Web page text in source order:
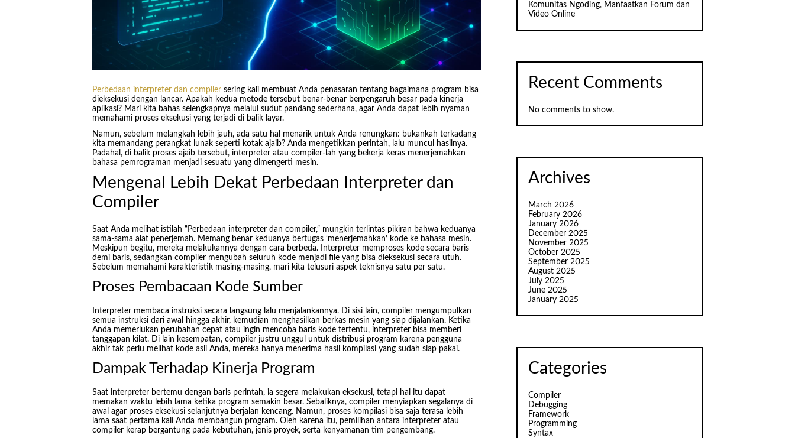
Perbedaan interpreter dan compilersering kali membuat Anda penasaran tentang bagaimana program bisa
dieksekusi dengan lancar. Apakah kedua metode tersebut benar-benar berpengaruh besar pada kinerja
aplikasi? Mari kita bahas selengkapnya melalui sudut pandang sederhana, agar Anda dapat lebih nyaman
memahami proses eksekusi yang terjadi di balik layar.
Namun, sebelum melangkah lebih jauh, ada satu hal menarik untuk Anda renungkan: bukankah terkadang
kita memandang perangkat lunak seperti kotak ajaib? Anda mengetikkan perintah, lalu muncul hasilnya.
Padahal, di balik proses ajaib tersebut, interpreter atau compiler-lah yang bekerja keras menerjemahkan
bahasa pemrograman menjadi sesuatu yang dimengerti mesin.
Mengenal Lebih Dekat Perbedaan Interpreter dan
Compiler
Saat Anda melihat istilah “Perbedaan interpreter dan compiler,” mungkin terlintas pikiran bahwa keduanya
sama-sama alat penerjemah. Memang benar keduanya bertugas ‘menerjemahkan’ kode ke bahasa mesin.
Meskipun begitu, mereka melakukannya dengan cara berbeda. Interpreter memproses kode secara baris
demi baris, sedangkan compiler mengubah seluruh kode menjadi file yang bisa dieksekusi secara utuh.
Sebelum memahami karakteristik masing-masing, mari kita telusuri aspek teknisnya satu per satu.
Proses Pembacaan Kode Sumber
Interpreter membaca instruksi secara langsung lalu menjalankannya. Di sisi lain, compiler mengumpulkan
semua instruksi dari awal hingga akhir, kemudian menghasilkan berkas mesin yang siap dijalankan. Ketika
Anda memerlukan perubahan cepat atau ingin mencoba baris kode tertentu, interpreter bisa memberi
tanggapan kilat. Di lain kesempatan, compiler justru unggul untuk distribusi program karena pengguna
akhir tak perlu melihat kode asli Anda, mereka hanya menerima hasil kompilasi yang sudah siap pakai.
Dampak Terhadap Kinerja Program
Saat interpreter bertemu dengan baris perintah, ia segera melakukan eksekusi, tetapi hal itu dapat
memakan waktu lebih lama ketika program semakin besar. Sebaliknya, compiler menyiapkan segalanya di
awal agar proses eksekusi selanjutnya berjalan kencang. Namun, proses kompilasi bisa saja terasa lebih
lama saat pertama kali Anda membangun program. Oleh karena itu, pemilihan antara interpreter atau
compiler kerap bergantung pada kebutuhan, jenis proyek, serta kenyamanan tim pengembang.
Komunitas Ngoding, Manfaatkan Forum dan
Video Online
Recent Comments
No comments to show.
Archives
March 2026
February 2026
January 2026
December 2025
November 2025
October 2025
September 2025
August 2025
July 2025
June 2025
January 2025
Categories
Compiler
Debugging
Framework
Programming
Syntax